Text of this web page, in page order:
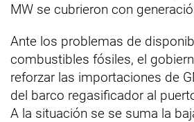
MW se cubrieron con
Ante los problemas de
combustibles fósiles, el
reforzar las importaciones de
del barco regasificador al
A la situación se se suma la